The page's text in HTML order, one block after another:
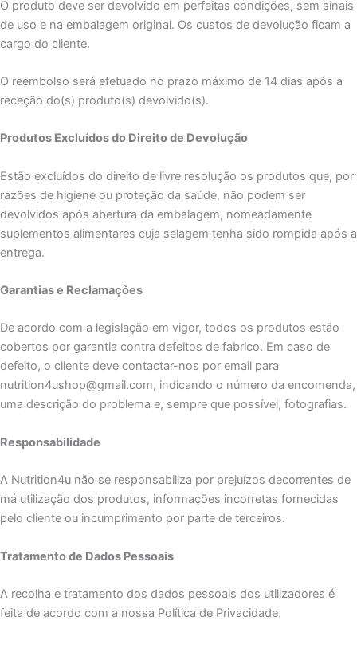
O produto deve ser devolvido em perfeitas condições, sem sinais
de uso e na embalagem original. Os custos de devolução ficam a
cargo do cliente.
O reembolso será efetuado no prazo máximo de 14 dias após a
receção do(s) produto(s) devolvido(s).
Produtos Excluídos do Direito de Devolução
Estão excluídos do direito de livre resolução os produtos que, por
razões de higiene ou proteção da saúde, não podem ser
devolvidos após abertura da embalagem, nomeadamente
suplementos alimentares cuja selagem tenha sido rompida após a
entrega.
Garantias e Reclamações
De acordo com a legislação em vigor, todos os produtos estão
cobertos por garantia contra defeitos de fabrico. Em caso de
defeito, o cliente deve contactar-nos por email para
nutrition4ushop@gmail.com, indicando o número da encomenda,
uma descrição do problema e, sempre que possível, fotografias.
Responsabilidade
A Nutrition4u não se responsabiliza por prejuízos decorrentes de
má utilização dos produtos, informações incorretas fornecidas
pelo cliente ou incumprimento por parte de terceiros.
Tratamento de Dados Pessoais
A recolha e tratamento dos dados pessoais dos utilizadores é
feita de acordo com a nossa Política de Privacidade.